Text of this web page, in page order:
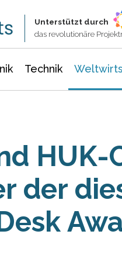
Unterstützt durch
das revolutionäre
Technik
HUK-
der